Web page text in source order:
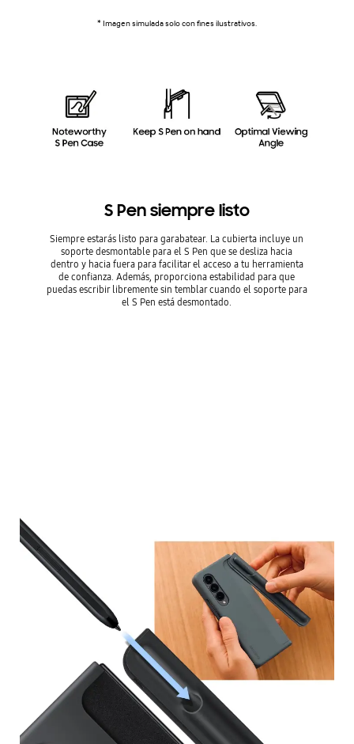
* Imagen simulada solo con fines ilustrativos.
S Pen siempre listo
Siempre estarás listo para garabatear. La cubierta incluye un
soporte desmontable para el S Pen que se desliza hacia
dentro y hacia fuera para facilitar el acceso a tu herramienta
de confianza. Además, proporciona estabilidad para que
puedas escribir libremente sin temblar cuando el soporte para
el S Pen está desmontado.